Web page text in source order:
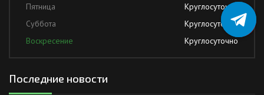
Пятница
Круглосуточно
Суббота
Круглосуточно
Воскресение
Круглосуточно
Последние новости